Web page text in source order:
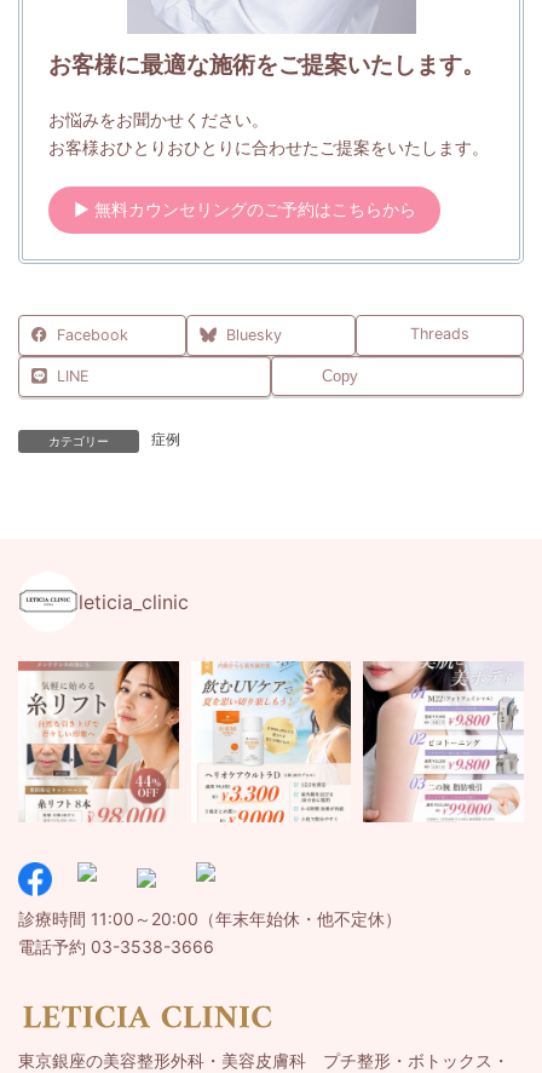
お客様に最適な施術をご提案いたします。
お悩みをお聞かせください。
お客様おひとりおひとりに合わせたご提案をいたします。
▶ 無料カウンセリングのご予約はこちらから
Facebook Bluesky Threads
LINE Copy
カテゴリー 症例
leticia_clinic
診療時間 11:00～20:00（年末年始休・他不定休）
電話予約 03-3538-3666
東京銀座の美容整形外科・美容皮膚科 プチ整形・ボトックス・